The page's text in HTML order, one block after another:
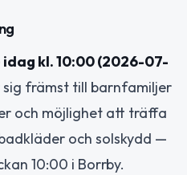
kl. 10:00 (2026-07-
främst till barnfamiljer
och möjlighet att träffa
och solskydd —
10:00 i Borrby.